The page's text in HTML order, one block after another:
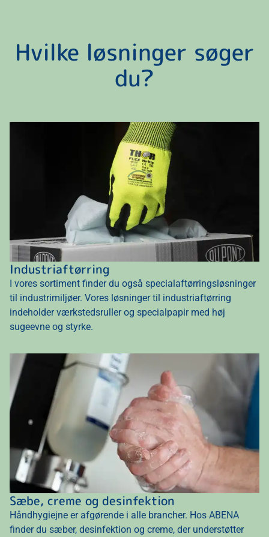
Hvilke løsninger søger
du?
Industriaftørring
I vores sortiment finder du også specialaftørringsløsninger
til industrimiljøer. Vores løsninger til industriaftørring
indeholder værkstedsruller og specialpapir med høj
sugeevne og styrke.
Sæbe, creme og desinfektion
Håndhygiejne er afgørende i alle brancher. Hos ABENA
finder du sæber, desinfektion og creme, der understøtter